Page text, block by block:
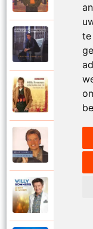
te
Willy
Willy
Jij bent
Jij bent
Willy